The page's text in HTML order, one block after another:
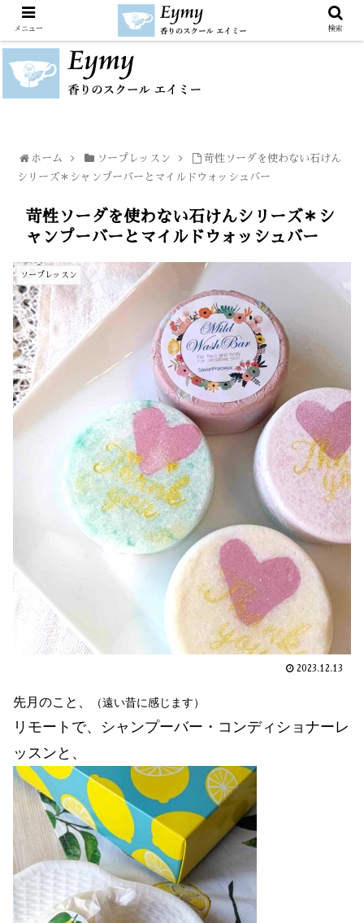
ホーム ソープレッスン
苛性ソーダを使わない石けん
シリーズ＊シャンプーバーとマイルドウォッシュバー
苛性ソーダを使わない石けんシリーズ＊シ
ャンプーバーとマイルドウォッシュバー
ソープレッスン
2023.12.13
先月のこと、 （遠い昔に感じます）
リモートで、シャンプーバー・コンディショナーレ
ッスンと、
メニュー 検索